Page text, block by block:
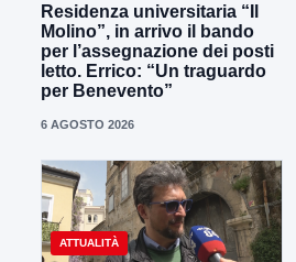
Residenza universitaria “Il
Molino”, in arrivo il bando
per l’assegnazione dei posti
letto. Errico: “Un traguardo
per Benevento”
6 AGOSTO 2026
ATTUALITÀ